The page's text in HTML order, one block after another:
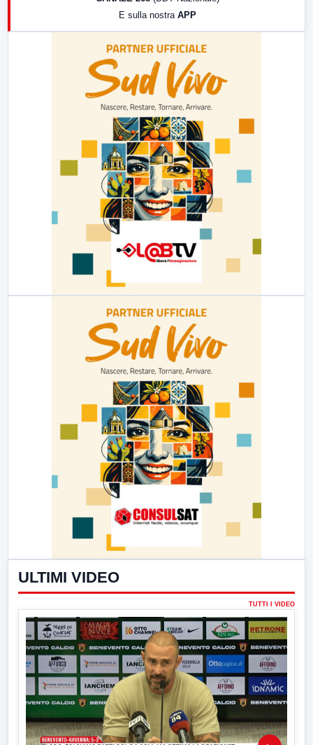
E sulla nostra APP
ULTIMI VIDEO
TUTTI I VIDEO